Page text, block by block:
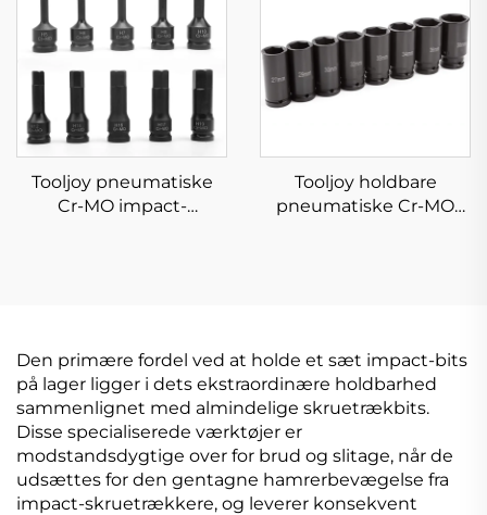
til boring i metal og træ
samt DIY-projekter
Tooljoy pneumatiske
Cr-MO impact-
Tooljoy holdbare
pneumatiske Cr-MO
Den primære fordel ved at holde et sæt impact-bits
på lager ligger i dets ekstraordinære holdbarhed
sammenlignet med almindelige skruetrækbits.
Disse specialiserede værktøjer er
modstandsdygtige over for brud og slitage, når de
udsættes for den gentagne hamrerbevægelse fra
impact-skruetrækkere, og leverer konsekvent